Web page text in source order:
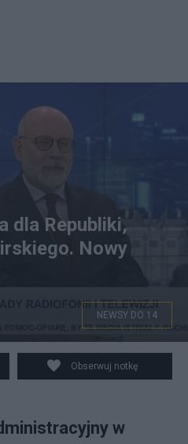
dla Republiki,
Nowy
NEWSY DO 14
Obserwuj notkę
w